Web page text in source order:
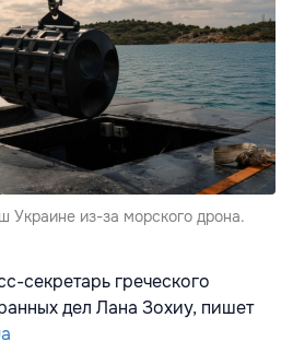
Украине из-за морского дрона.
секретарь греческого
дел Лана Зохиу, пишет